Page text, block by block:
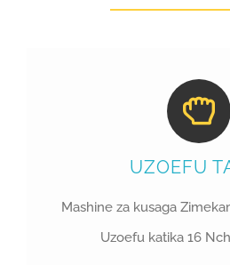
UZOEFU
Mashine za kusaga
Uzoefu katika 16